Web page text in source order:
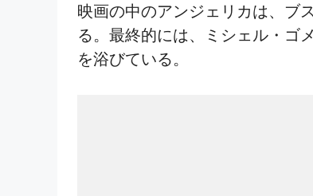
映画の中のアンジェリカは、ブ
る。最終的には、ミシェル・ゴ
を浴びている。